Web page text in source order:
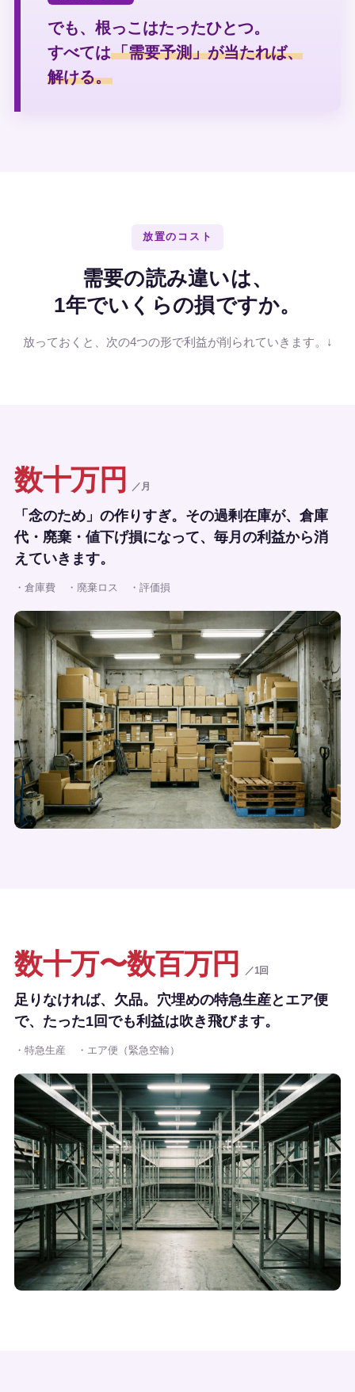
でも、根っこはたったひとつ。
すべては「需要予測」が当たれば、
解ける。
放置のコスト
需要の読み違いは、
1年でいくらの損ですか。
放っておくと、次の4つの形で利益が削られていきます。↓
数十万円 ／月
「念のため」の作りすぎ。その過剰在庫が、倉庫
代・廃棄・値下げ損になって、毎月の利益から消
えていきます。
・倉庫費 ・廃棄ロス ・評価損
数十万〜数百万円 ／1回
足りなければ、欠品。穴埋めの特急生産とエア便
で、たった1回でも利益は吹き飛びます。
・特急生産 ・エア便（緊急空輸）